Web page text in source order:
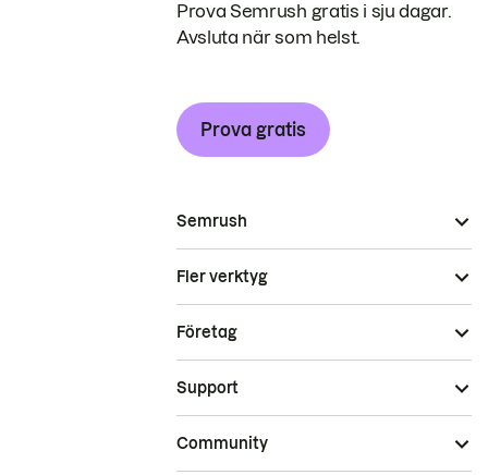
Prova Semrush gratis i sju dagar.
Avsluta när som helst.
Prova gratis
Semrush
Fler verktyg
Företag
Support
Community